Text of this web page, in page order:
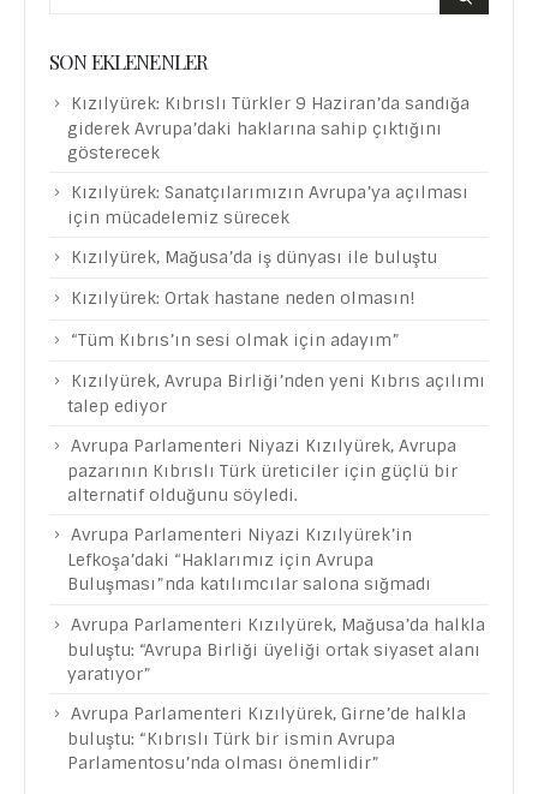
giderek Avrupa’daki haklarına sahip çıktığını
gösterecek
Kızılyürek: Sanatçılarımızın Avrupa’ya açılması
için mücadelemiz sürecek
Kızılyürek, Mağusa’da iş dünyası ile buluştu
Kızılyürek: Ortak hastane neden olmasın!
“Tüm Kıbrıs’ın sesi olmak için adayım”
Kızılyürek, Avrupa Birliği’nden yeni Kıbrıs açılımı
talep ediyor
Avrupa Parlamenteri Niyazi Kızılyürek, Avrupa
pazarının Kıbrıslı Türk üreticiler için güçlü bir
alternatif olduğunu söyledi.
Avrupa Parlamenteri Niyazi Kızılyürek’in
Lefkoşa’daki “Haklarımız için Avrupa
Buluşması”nda katılımcılar salona sığmadı
Avrupa Parlamenteri Kızılyürek, Mağusa’da halkla
buluştu: “Avrupa Birliği üyeliği ortak siyaset alanı
yaratıyor”
Avrupa Parlamenteri Kızılyürek, Girne’de halkla
buluştu: “Kıbrıslı Türk bir ismin Avrupa
Parlamentosu’nda olması önemlidir”